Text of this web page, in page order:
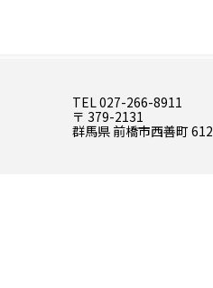
TEL 027-266-8911
〒 379-2131
群馬県 前橋市西善町 612